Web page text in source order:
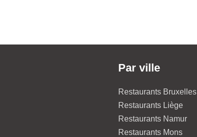
Par ville
Restaurants Bruxelles
Restaurants Liège
Restaurants Namur
Restaurants Mons